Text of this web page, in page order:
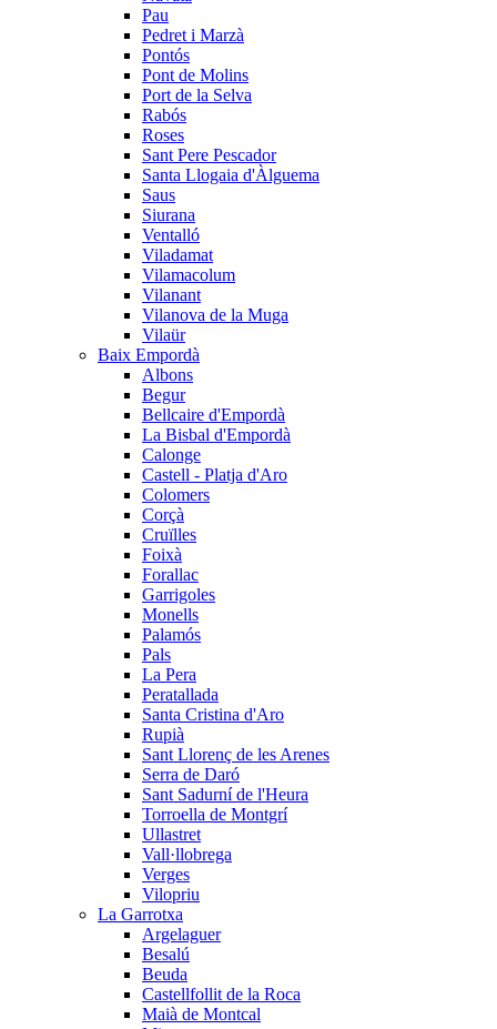
Pau
Pedret i Marzà
Pontós
Pont de Molins
Port de la Selva
Rabós
Roses
Sant Pere Pescador
Santa Llogaia d'Àlguema
Saus
Siurana
Ventalló
Viladamat
Vilamacolum
Vilanant
Vilanova de la Muga
Vilaür
Baix Empordà
Albons
Begur
Bellcaire d'Empordà
La Bisbal d'Empordà
Calonge
Castell - Platja d'Aro
Colomers
Corçà
Cruïlles
Foixà
Forallac
Garrigoles
Monells
Palamós
Pals
La Pera
Peratallada
Santa Cristina d'Aro
Rupià
Sant Llorenç de les Arenes
Serra de Daró
Sant Sadurní de l'Heura
Torroella de Montgrí
Ullastret
Vall·llobrega
Verges
Vilopriu
La Garrotxa
Argelaguer
Besalú
Beuda
Castellfollit de la Roca
Maià de Montcal